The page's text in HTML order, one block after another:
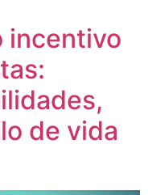
incentivo
de vida